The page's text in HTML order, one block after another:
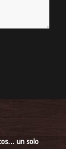
un solo